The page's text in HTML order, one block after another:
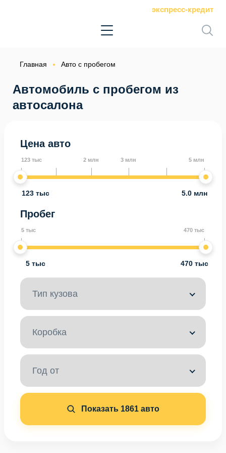
экспресс-кредит
Главная Авто с пробегом
Автомобиль с пробегом из
автосалона
Цена авто
123 тыс 5.0 млн
123 тыс 2 млн 3 млн 5 млн
Пробег
5 тыс 470 тыс
5 тыс 470 тыс
Тип кузова
Коробка
Год от
Показать 1861авто